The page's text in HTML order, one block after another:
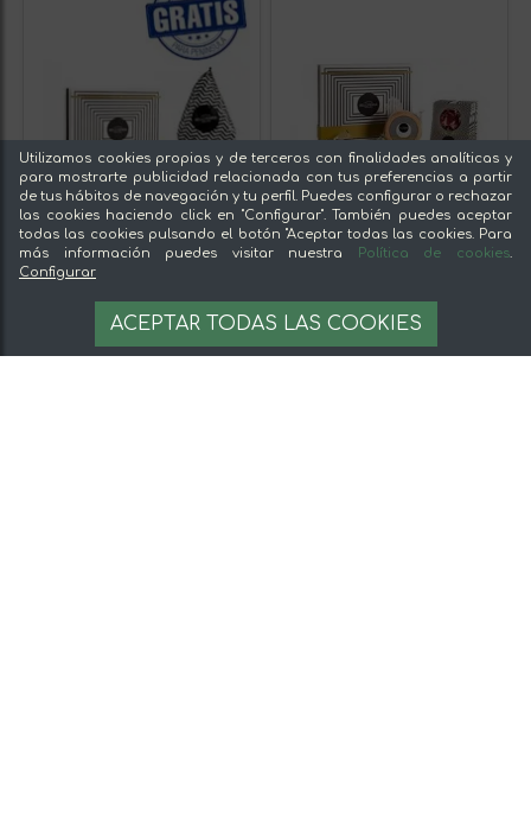
Utilizamos cookies propias y de terceros con finalidades analíticas y
para mostrarte publicidad relacionada con tus preferencias a partir
de tus hábitos de navegación y tu perfil. Puedes configurar o rechazar
las cookies haciendo click en "Configurar". También puedes aceptar
todas las cookies pulsando el botón "Aceptar todas las cookies. Para
más información puedes visitar nuestra
Política de cookies.
Configurar
ACEPTAR TODAS LAS COOKIES